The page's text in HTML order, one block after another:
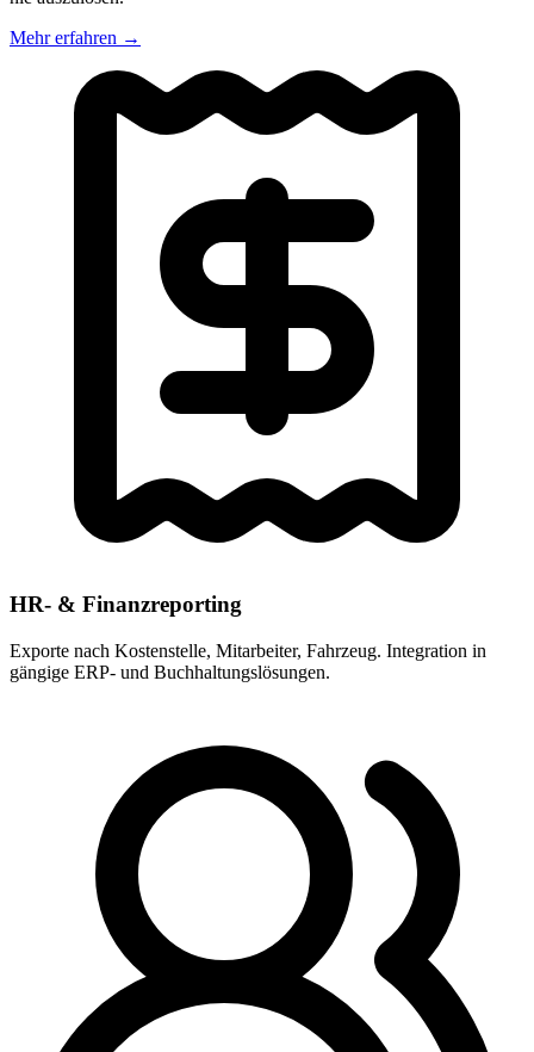
Mehr erfahren →
HR- & Finanzreporting
Exporte nach Kostenstelle, Mitarbeiter, Fahrzeug. Integration in
gängige ERP- und Buchhaltungslösungen.